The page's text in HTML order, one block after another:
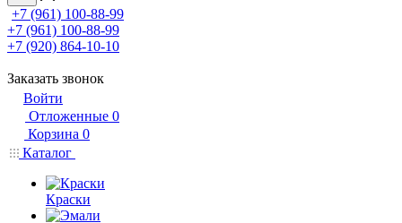
+7 (961) 100-88-99
+7 (961) 100-88-99
+7 (920) 864-10-10
Заказать звонок
Войти
Отложенные 0
Корзина 0
Каталог
Краски